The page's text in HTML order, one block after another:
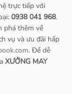
trực tiếp với
0938 041 968.
phá thêm về
vụ và ưu đãi hấp
. Để dễ
XƯỞNG MAY